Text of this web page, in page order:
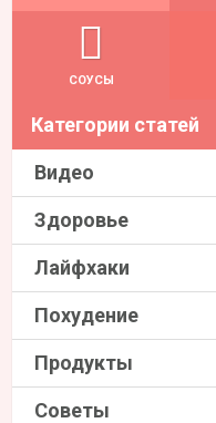
СОУСЫ
Категории статей
Видео
Здоровье
Лайфхаки
Похудение
Продукты
Советы